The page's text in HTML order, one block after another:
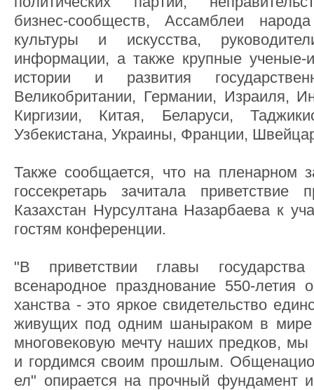
бизнес-сообществ, Ассамблеи
культуры и искусства,
информации, а также крупные ученые-
истории и развития
Великобритании, Германии, Израиля,
Киргизии, Китая, Беларуси,
Узбекистана, Украины, Франции,
Также сообщается, что на пленарном
госсекретарь зачитала приветствие
Казахстан Нурсултана Назарбаева к
гостям конференции.
"В приветствии главы государства
всенародное празднование 550-летия
ханства - это яркое свидетельство
живущих под одним шаныраком в
многовековую мечту наших предков,
и гордимся своим прошлым.
ел" опирается на прочный фундамент